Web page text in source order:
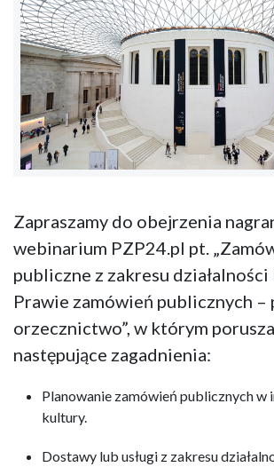
Zapraszamy do obejrzenia
webinarium PZP24.pl pt.
publiczne z zakresu
Prawie zamówień publicznych –
orzecznictwo”, w którym
następujące zagadnienia:
Planowanie zamówień publicznych w
kultury.
Dostawy lub usługi z zakresu